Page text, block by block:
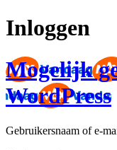
Inloggen
Mogelijk
WordPress
Gebruikersnaam of e-